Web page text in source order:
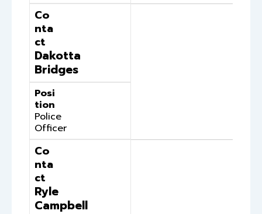
Co
nta
ct
Dakotta
Bridges
Posi
tion
Police
Officer
Co
nta
ct
Ryle
Campbell